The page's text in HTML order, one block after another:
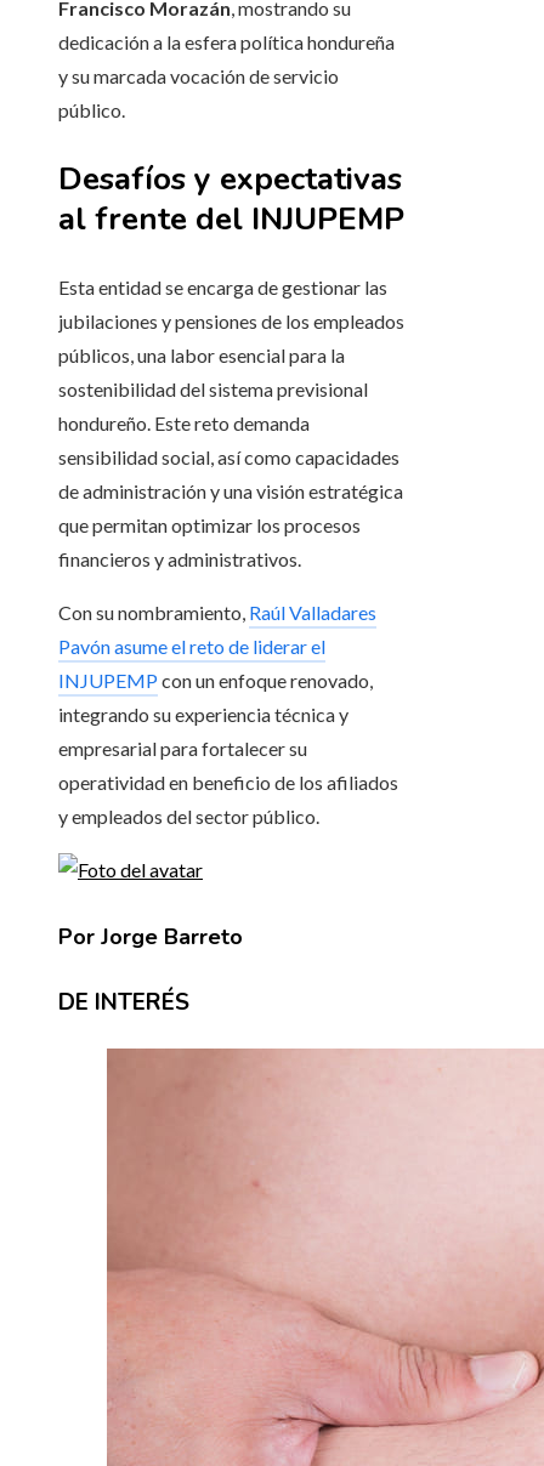
Francisco Morazán, mostrando su
dedicación a la esfera política hondureña
y su marcada vocación de servicio
público.
Desafíos y expectativas
al frente del INJUPEMP
Esta entidad se encarga de gestionar las
jubilaciones y pensiones de los empleados
públicos, una labor esencial para la
sostenibilidad del sistema previsional
hondureño. Este reto demanda
sensibilidad social, así como capacidades
de administración y una visión estratégica
que permitan optimizar los procesos
financieros y administrativos.
Con su nombramiento, Raúl Valladares
Pavón asume el reto de liderar el
INJUPEMPcon un enfoque renovado,
integrando su experiencia técnica y
empresarial para fortalecer su
operatividad en beneficio de los afiliados
y empleados del sector público.
Por Jorge Barreto
DE INTERÉS